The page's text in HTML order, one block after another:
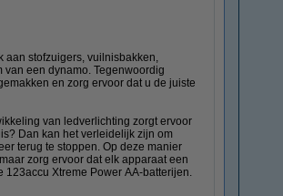
aan stofzuigers, vuilnisbakken,
een dynamo. Tegenwoordig
en zorg ervoor dat u de juiste
van ledverlichting zorgt ervoor
Dan kan het verleidelijk zijn om
terug te stoppen. Op deze manier
zorg ervoor dat elk apparaat een
Xtreme Power AA-batterijen.